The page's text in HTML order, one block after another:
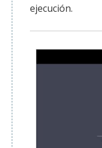
ejecución.